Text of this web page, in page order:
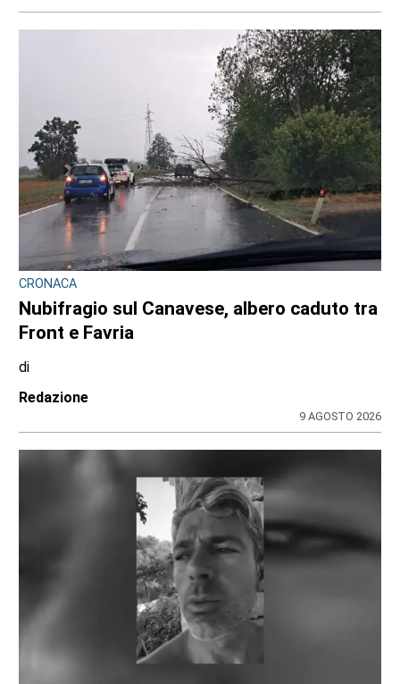
CONSIGLIO REGIONALE
Ambiente e conti pubblici al centro
dell’attività questa settimana in Consiglio
regionale
di
Redazione CRP
31 LUGLIO 2026